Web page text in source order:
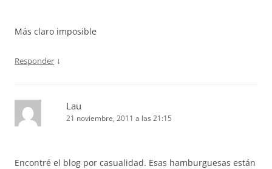
Más claro imposible
Responder ↓
Lau
21 noviembre, 2011 a las 21:15
Encontré el blog por casualidad. Esas hamburguesas están